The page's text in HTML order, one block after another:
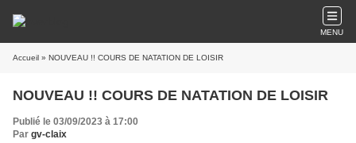
MENU
Accueil » NOUVEAU !! COURS DE NATATION DE LOISIR
NOUVEAU !! COURS DE NATATION DE LOISIR
Publié le 03/09/2023 à 17:00
Par gv-claix